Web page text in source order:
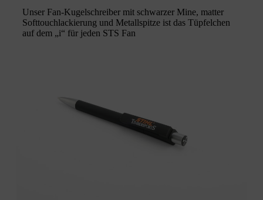
Unser Fan-Kugelschreiber mit schwarzer Mine, matter
Softtouchlackierung und Metallspitze ist das Tüpfelchen
auf dem „i“ für jeden STS Fan